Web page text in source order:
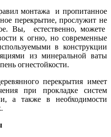
монтажа и пропитанное
перекрытие, прослужит не
Вы, естественно, можете
к огню, но современные
в конструкции
из минеральной ваты
огнестойкости.
перекрытия имеет
при прокладке систем
а также в необходимости